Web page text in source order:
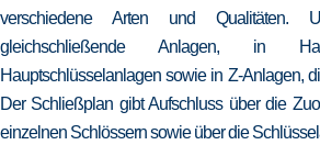
verschiedene Arten und Qualitäten.
gleichschließende Anlagen, in
Hauptschlüsselanlagen sowie in Z-Anlagen,
Der Schließplan gibt Aufschluss über die
einzelnen Schlössern sowie über die